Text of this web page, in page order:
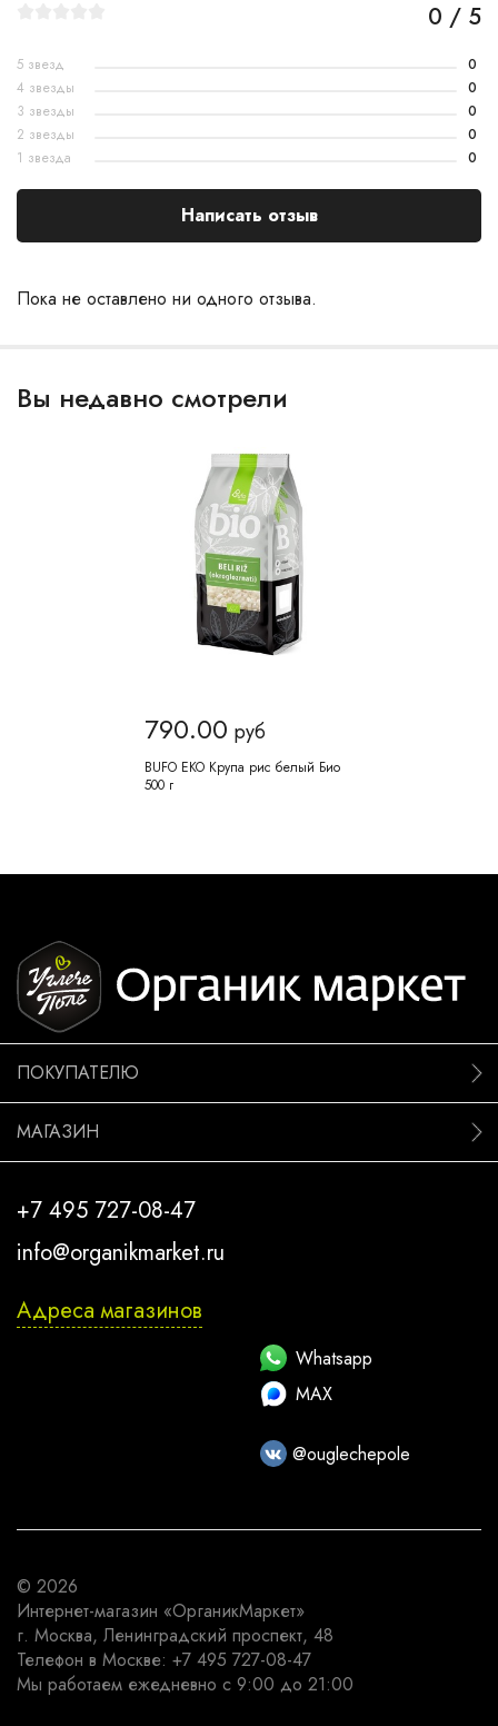
Пока не оставлено ни одного отзыва.
0 / 5
5 звезд
0
4 звезды
0
3 звезды
0
2 звезды
0
1 звезда
0
Написать отзыв
Вы недавно смотрели
790.00 руб
BUFO EKO Крупа рис белый Био
500 г
ПОКУПАТЕЛЮ
МАГАЗИН
+7 495 727-08-47
info@organikmarket.ru
Адреса магазинов
Whatsapp
MAX
@ouglechepole
© 2026
Интернет-магазин «ОрганикМаркет»
г. Москва, Ленинградский проспект, 48
Телефон в Москве: +7 495 727-08-47
Мы работаем ежедневно с 9:00 до 21:00